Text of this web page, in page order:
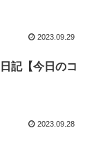
2023.09.29
記【今日のコ
2023.09.28